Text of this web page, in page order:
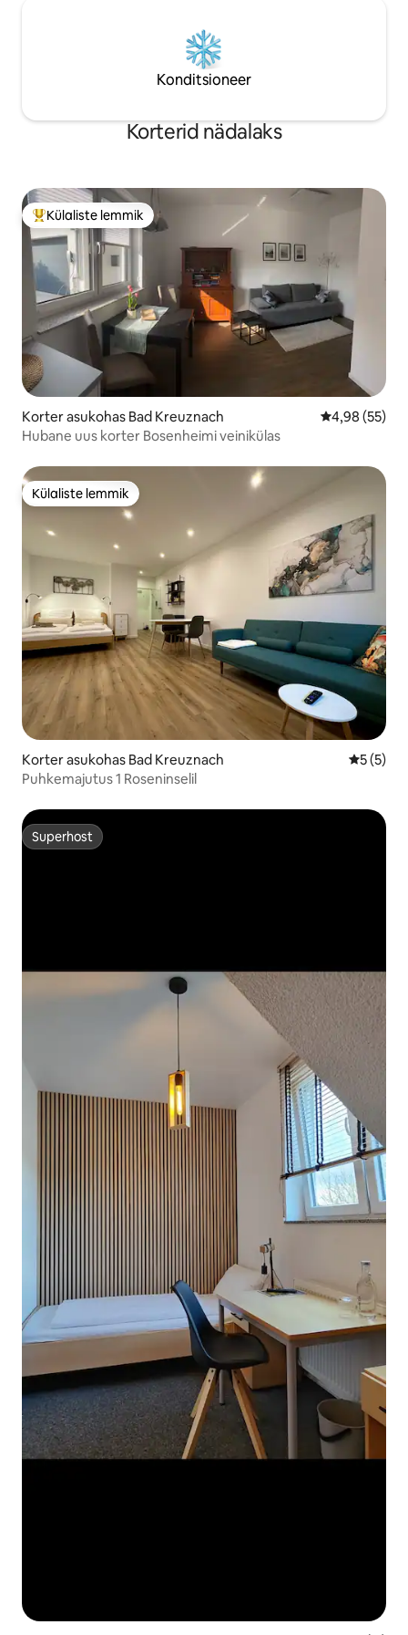
Konditsioneer
Korterid nädalaks
Külaliste suur lemmik
Külaliste lemmik
Korter asukohas Bad Kreuznach Keskmine
4,98 (55)
Hubane uus korter Bosenheimi veinikülas
Külaliste lemmik
Külaliste lemmik
Korter asukohas Bad Kreuznach
5 (5)
Puhkemajutus 1 Roseninselil
Superhost
Superhost